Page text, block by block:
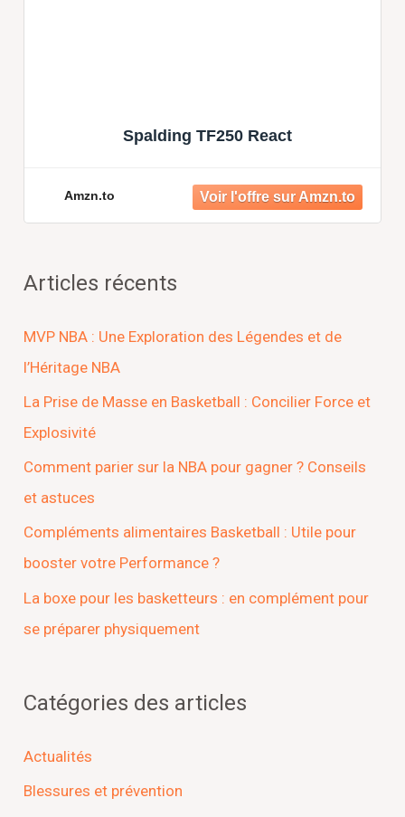
Spalding TF250 React
Amzn.to
Articles récents
MVP NBA : Une Exploration des Légendes et de
l’Héritage NBA
La Prise de Masse en Basketball : Concilier Force et
Explosivité
Comment parier sur la NBA pour gagner ? Conseils
et astuces
Compléments alimentaires Basketball : Utile pour
booster votre Performance ?
La boxe pour les basketteurs : en complément pour
se préparer physiquement
Catégories des articles
Actualités
Blessures et prévention